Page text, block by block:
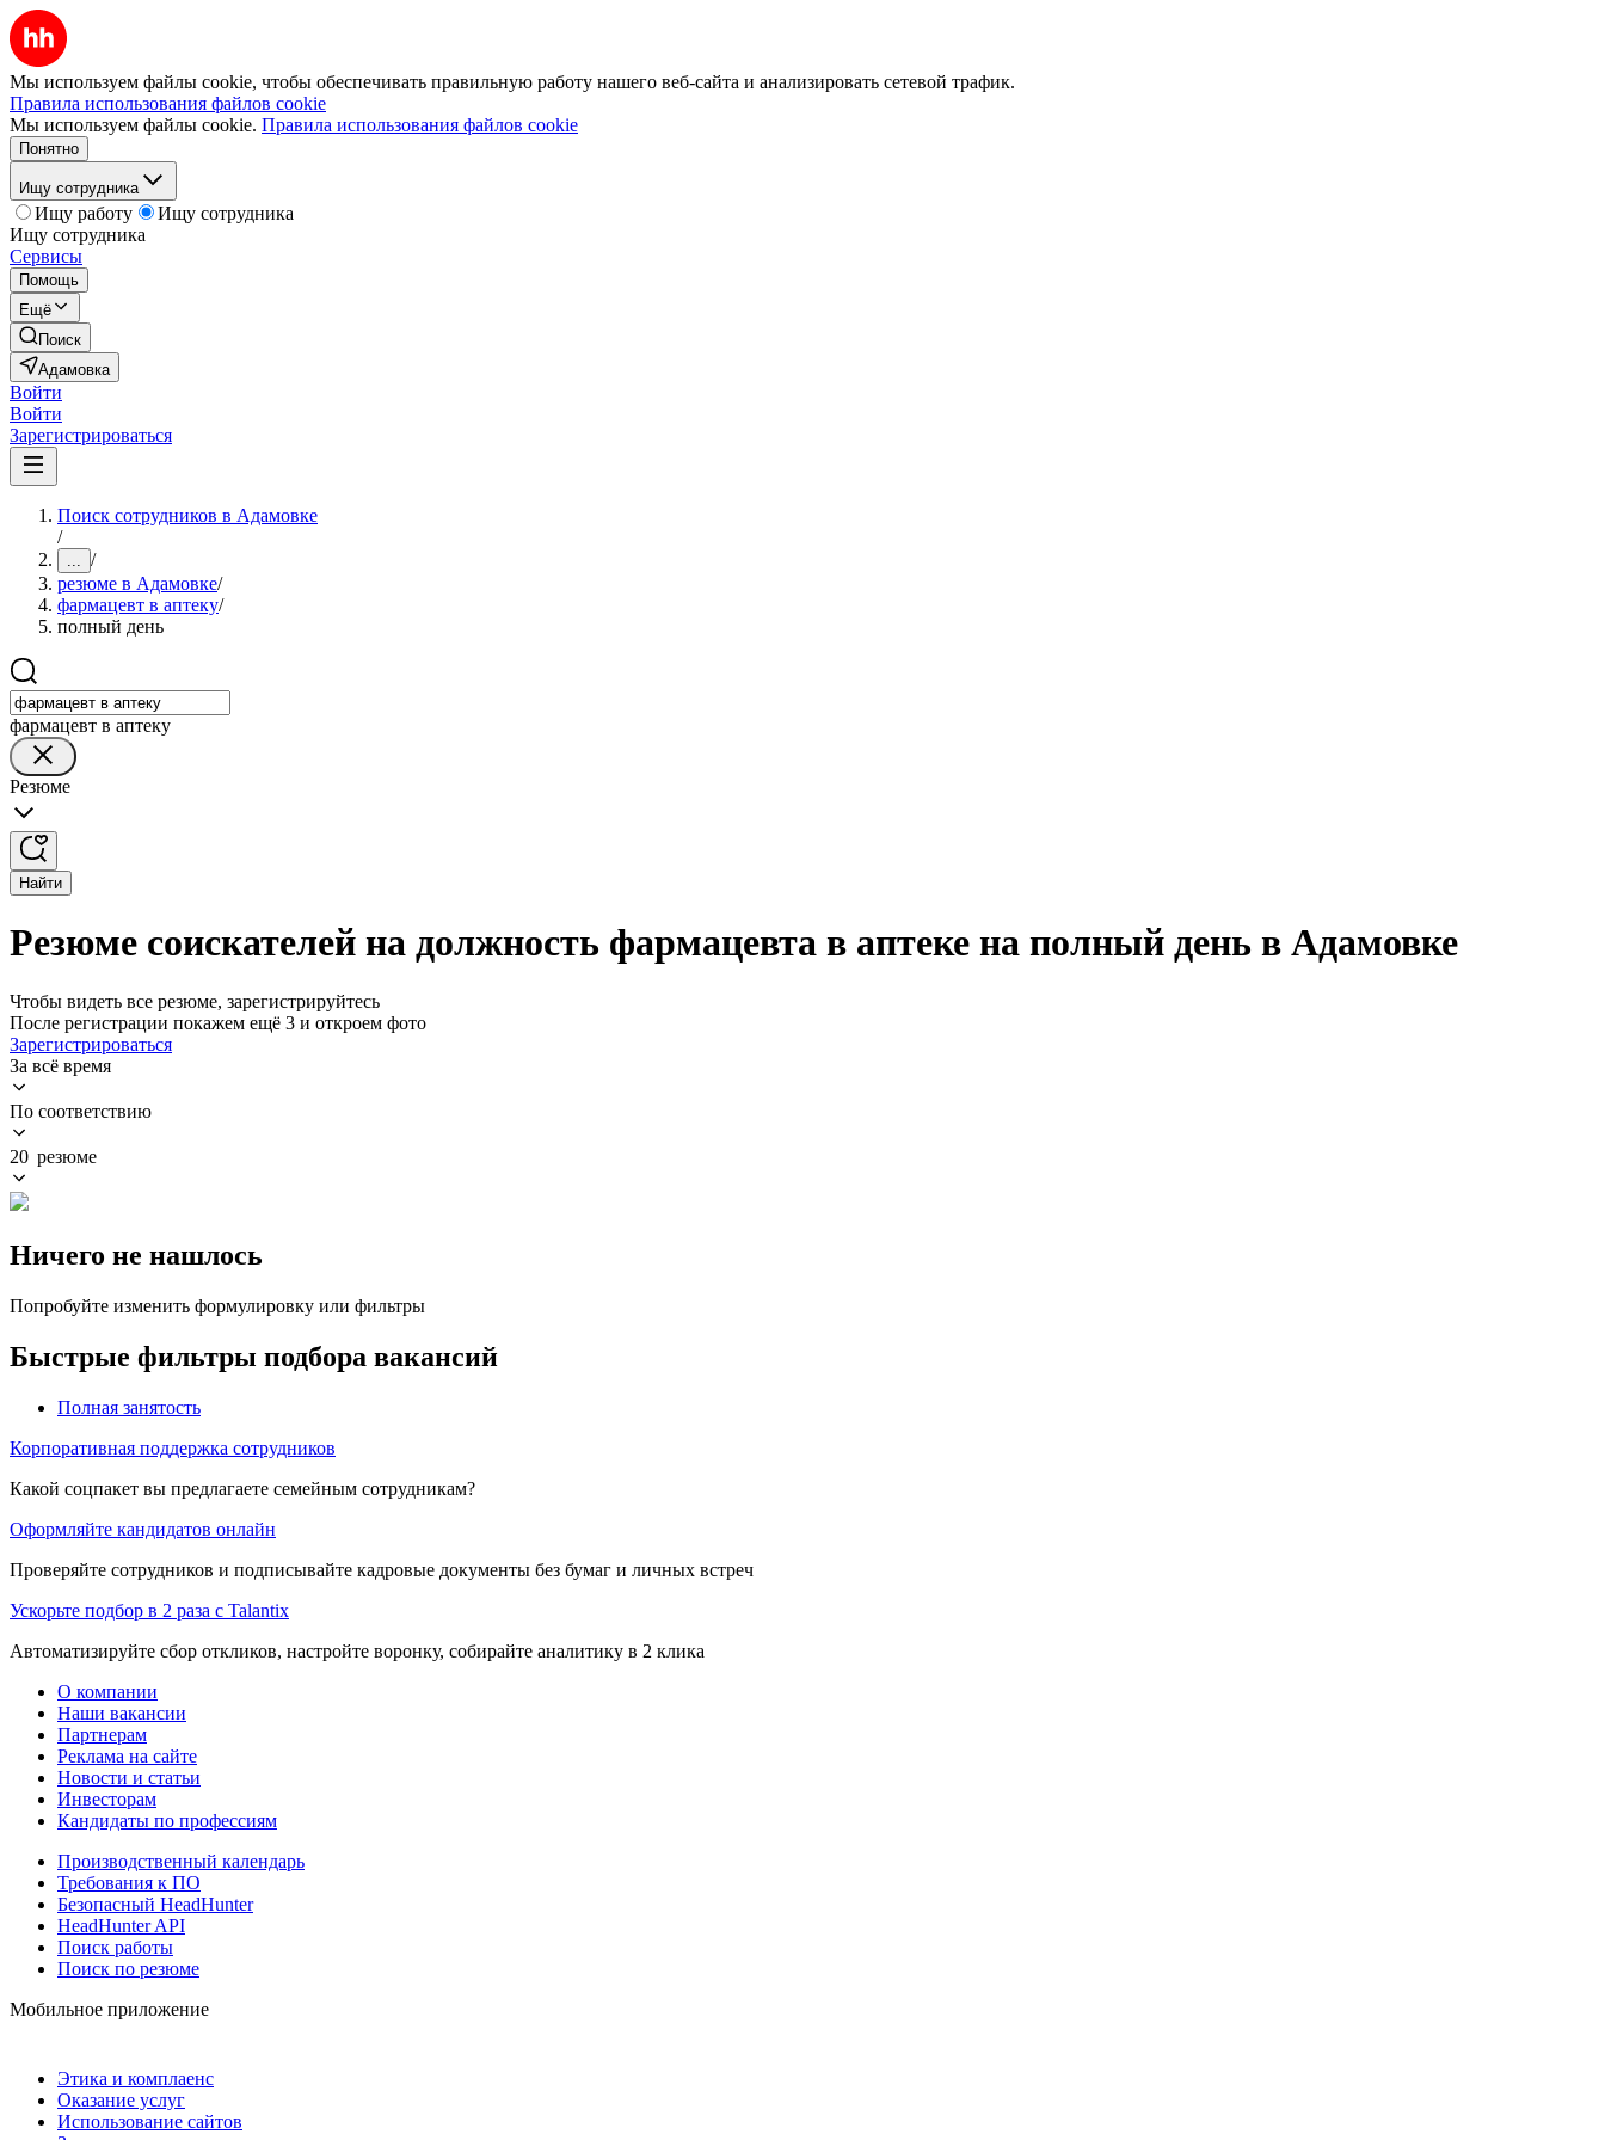
Мы используем файлы cookie, чтобы обеспечивать правильную работу нашего веб-сайта и анализировать сетевой трафик.
Правила использования файлов cookie
Мы используем файлы cookie. Правила использования файлов cookie
Понятно
Ищу сотрудника
Ищу работу
Ищу сотрудника
Ищу сотрудника
Сервисы
Помощь
Ещё
Поиск
Адамовка
Войти
Войти
Зарегистрироваться
Поиск сотрудников в Адамовке
/
... /
резюме в Адамовке/
фармацевт в аптеку/
полный день
фармацевт в аптеку
Резюме
Найти
Резюме соискателей на должность фармацевта в аптеке на полный день в Адамовке
Чтобы видеть все резюме, зарегистрируйтесь
После регистрации покажем ещё 3 и откроем фото
Зарегистрироваться
За всё время
По соответствию
20 резюме
Ничего не нашлось
Попробуйте изменить формулировку или фильтры
Быстрые фильтры подбора вакансий
Полная занятость
Корпоративная поддержка сотрудников
Какой соцпакет вы предлагаете семейным сотрудникам?
Оформляйте кандидатов онлайн
Проверяйте сотрудников и подписывайте кадровые документы без бумаг и личных встреч
Ускорьте подбор в 2 раза с Talantix
Автоматизируйте сбор откликов, настройте воронку, собирайте аналитику в 2 клика
О компании
Наши вакансии
Партнерам
Реклама на сайте
Новости и статьи
Инвесторам
Кандидаты по профессиям
Производственный календарь
Требования к ПО
Безопасный HeadHunter
HeadHunter API
Поиск работы
Поиск по резюме
Мобильное приложение
Этика и комплаенс
Оказание услуг
Использование сайтов